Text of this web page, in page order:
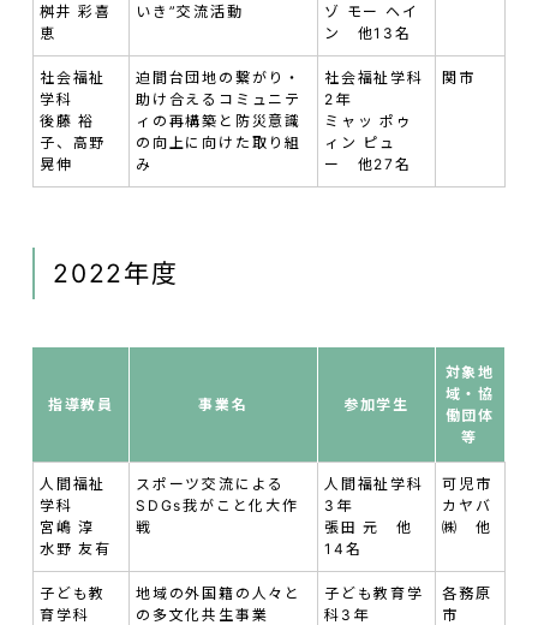
桝井 彩喜
恵
いき”交流活動
ゾ モー ヘイ
ン 他13名
社会福祉
学科
後藤 裕
子、高野
晃伸
迫間台団地の繋がり・
助け合えるコミュニテ
ィの再構築と防災意識
の向上に向けた取り組
み
社会福祉学科
2年
ミャッ ポゥ
ィン ピュ
ー 他27名
関市
2022年度
指導教員 事業名 参加学生
対象地
域・協
働団体
等
人間福祉
学科
宮嶋 淳
水野 友有
スポーツ交流による
SDGs我がこと化大作
戦
人間福祉学科
3年
張田 元 他
14名
可児市
カヤバ
㈱ 他
子ども教
育学科
地域の外国籍の人々と
の多文化共生事業
子ども教育学
科3年
各務原
市